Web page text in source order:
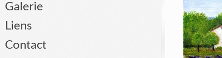
Galerie
Liens
Contact